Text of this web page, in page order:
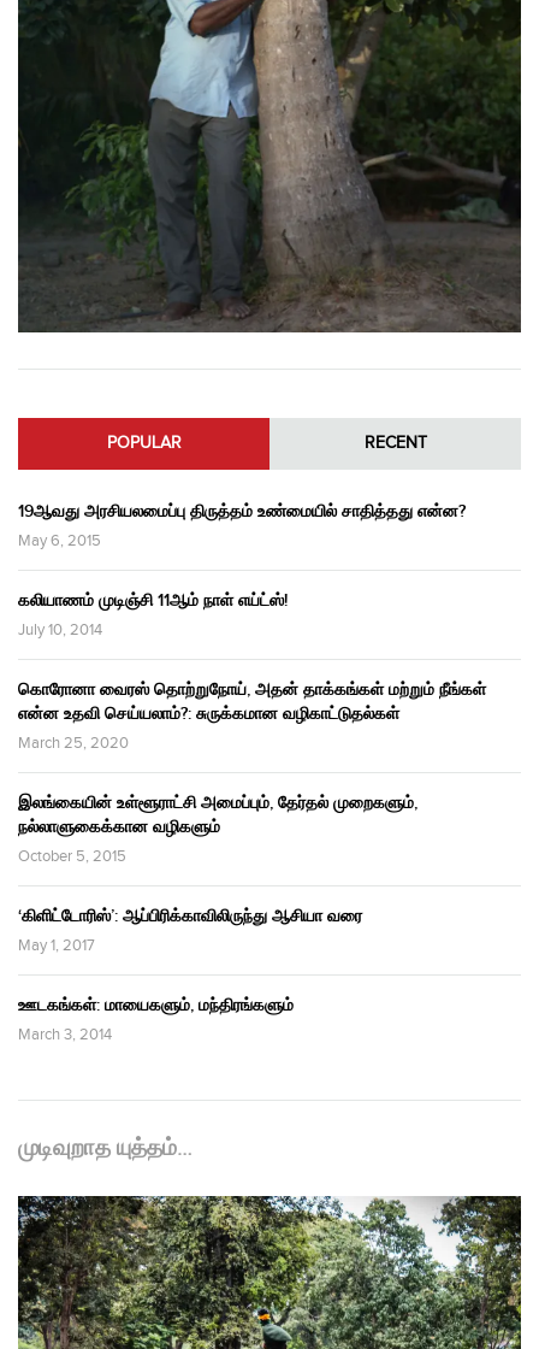
POPULAR RECENT
19ஆவது அரசியலமைப்பு திருத்தம் உண்மையில் சாதித்தது என்ன?
May 6, 2015
கலியாணம் முடிஞ்சி 11ஆம் நாள் எய்ட்ஸ்!
July 10, 2014
கொரோனா வைரஸ் தொற்றுநோய், அதன் தாக்கங்கள் மற்றும் நீங்கள்
என்ன உதவி செய்யலாம்?: சுருக்கமான வழிகாட்டுதல்கள்
March 25, 2020
இலங்கையின் உள்ளூராட்சி அமைப்பும், தேர்தல் முறைகளும்,
நல்லாளுகைக்கான வழிகளும்
October 5, 2015
‘கிளிட்டோரிஸ்’: ஆப்பிரிக்காவிலிருந்து ஆசியா வரை
May 1, 2017
ஊடகங்கள்: மாயைகளும், மந்திரங்களும்
March 3, 2014
முடிவுறாத யுத்தம்…